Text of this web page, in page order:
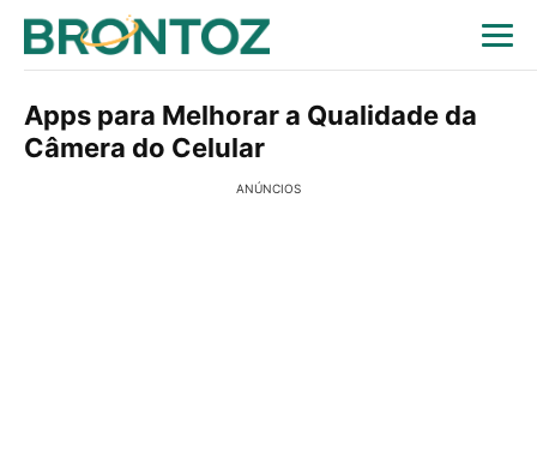
Apps para Melhorar a Qualidade da
Câmera do Celular
ANÚNCIOS